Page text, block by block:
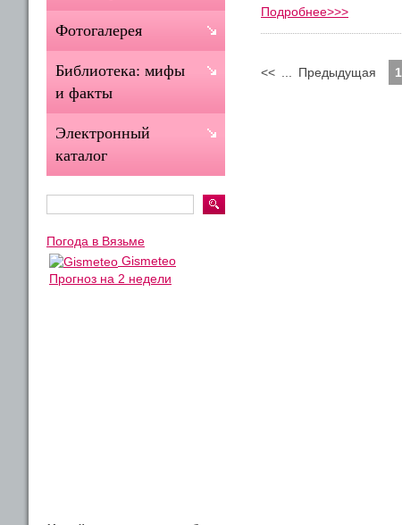
Подробнее>>>
<< Предыдущая 1
Фотогалерея
Библиотека: мифы
и факты
Электронный
каталог
Погода в Вязьме
Gismeteo
Прогноз на 2 недели